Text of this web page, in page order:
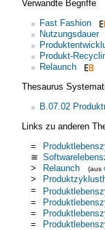
Verwandte Begriffe
Fast Fashion
Nutzungsdauer
Produkt-
Relaunch
Thesaurus
B.07.02
Links zu anderen
=
≅
>
Relaunch (aus
>
=
=
=
=